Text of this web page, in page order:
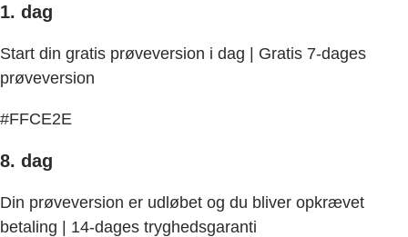
1. dag
Start din gratis prøveversion i dag | Gratis 7-dages
prøveversion
#FFCE2E
8. dag
Din prøveversion er udløbet og du bliver opkrævet
betaling | 14-dages tryghedsgaranti